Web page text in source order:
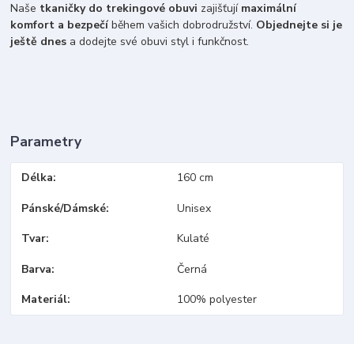
Naše tkaničky do trekingové obuvi zajišťují maximální
komfort a bezpečíběhem vašich dobrodružství. Objednejte si je
ještě dnes a dodejte své obuvi styl i funkčnost.
Parametry
Délka 160 cm
Pánské/Dámské Unisex
Tvar Kulaté
Barva Černá
Materiál 100% polyester